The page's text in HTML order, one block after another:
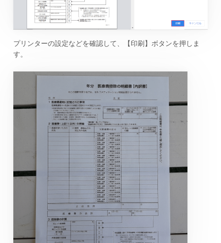
プリンターの設定などを確認して、【印刷】ボタンを押しま
す。